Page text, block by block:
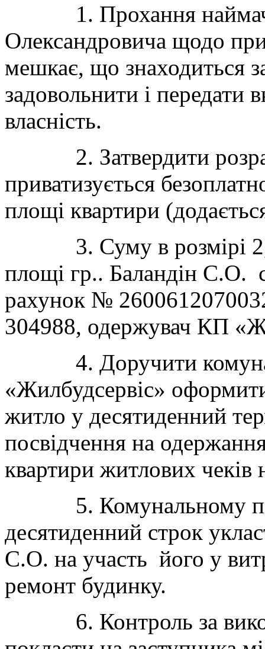
1. Прохання наймача
Олександровича щодо
мешкає, що
задовольнити і передати
власність.
2. Затвердити
приватизується
площі квартири
3. Суму в розмірі
площі гр.. Баландін С.О.
рахунок №
304988, одержувач КП
4. Доручити
«Жилбудсервіс»
житло у десятиденний
посвідчення на
квартири житлових чеків
5. Комунальному
десятиденний строк
С.О. на участь його у
ремонт будинку.
6. Контроль за